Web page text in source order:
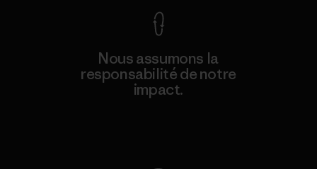
Nous assumons la
responsabilité de notre
impact.